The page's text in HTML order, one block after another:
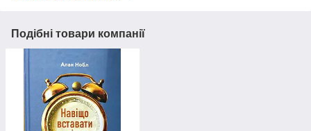
Подібні товари компанії